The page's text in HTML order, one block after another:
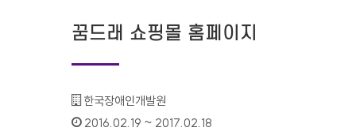
꿈드래 쇼핑몰 홈페이지
기관명 :
한국장애인개발원
인증기간 :
2016.02.19 ~ 2017.02.18